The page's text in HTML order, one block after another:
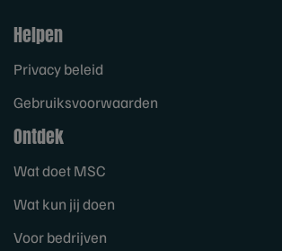
Helpen
Privacy beleid
Gebruiksvoorwaarden
Ontdek
Wat doet MSC
Wat kun jij doen
Voor bedrijven